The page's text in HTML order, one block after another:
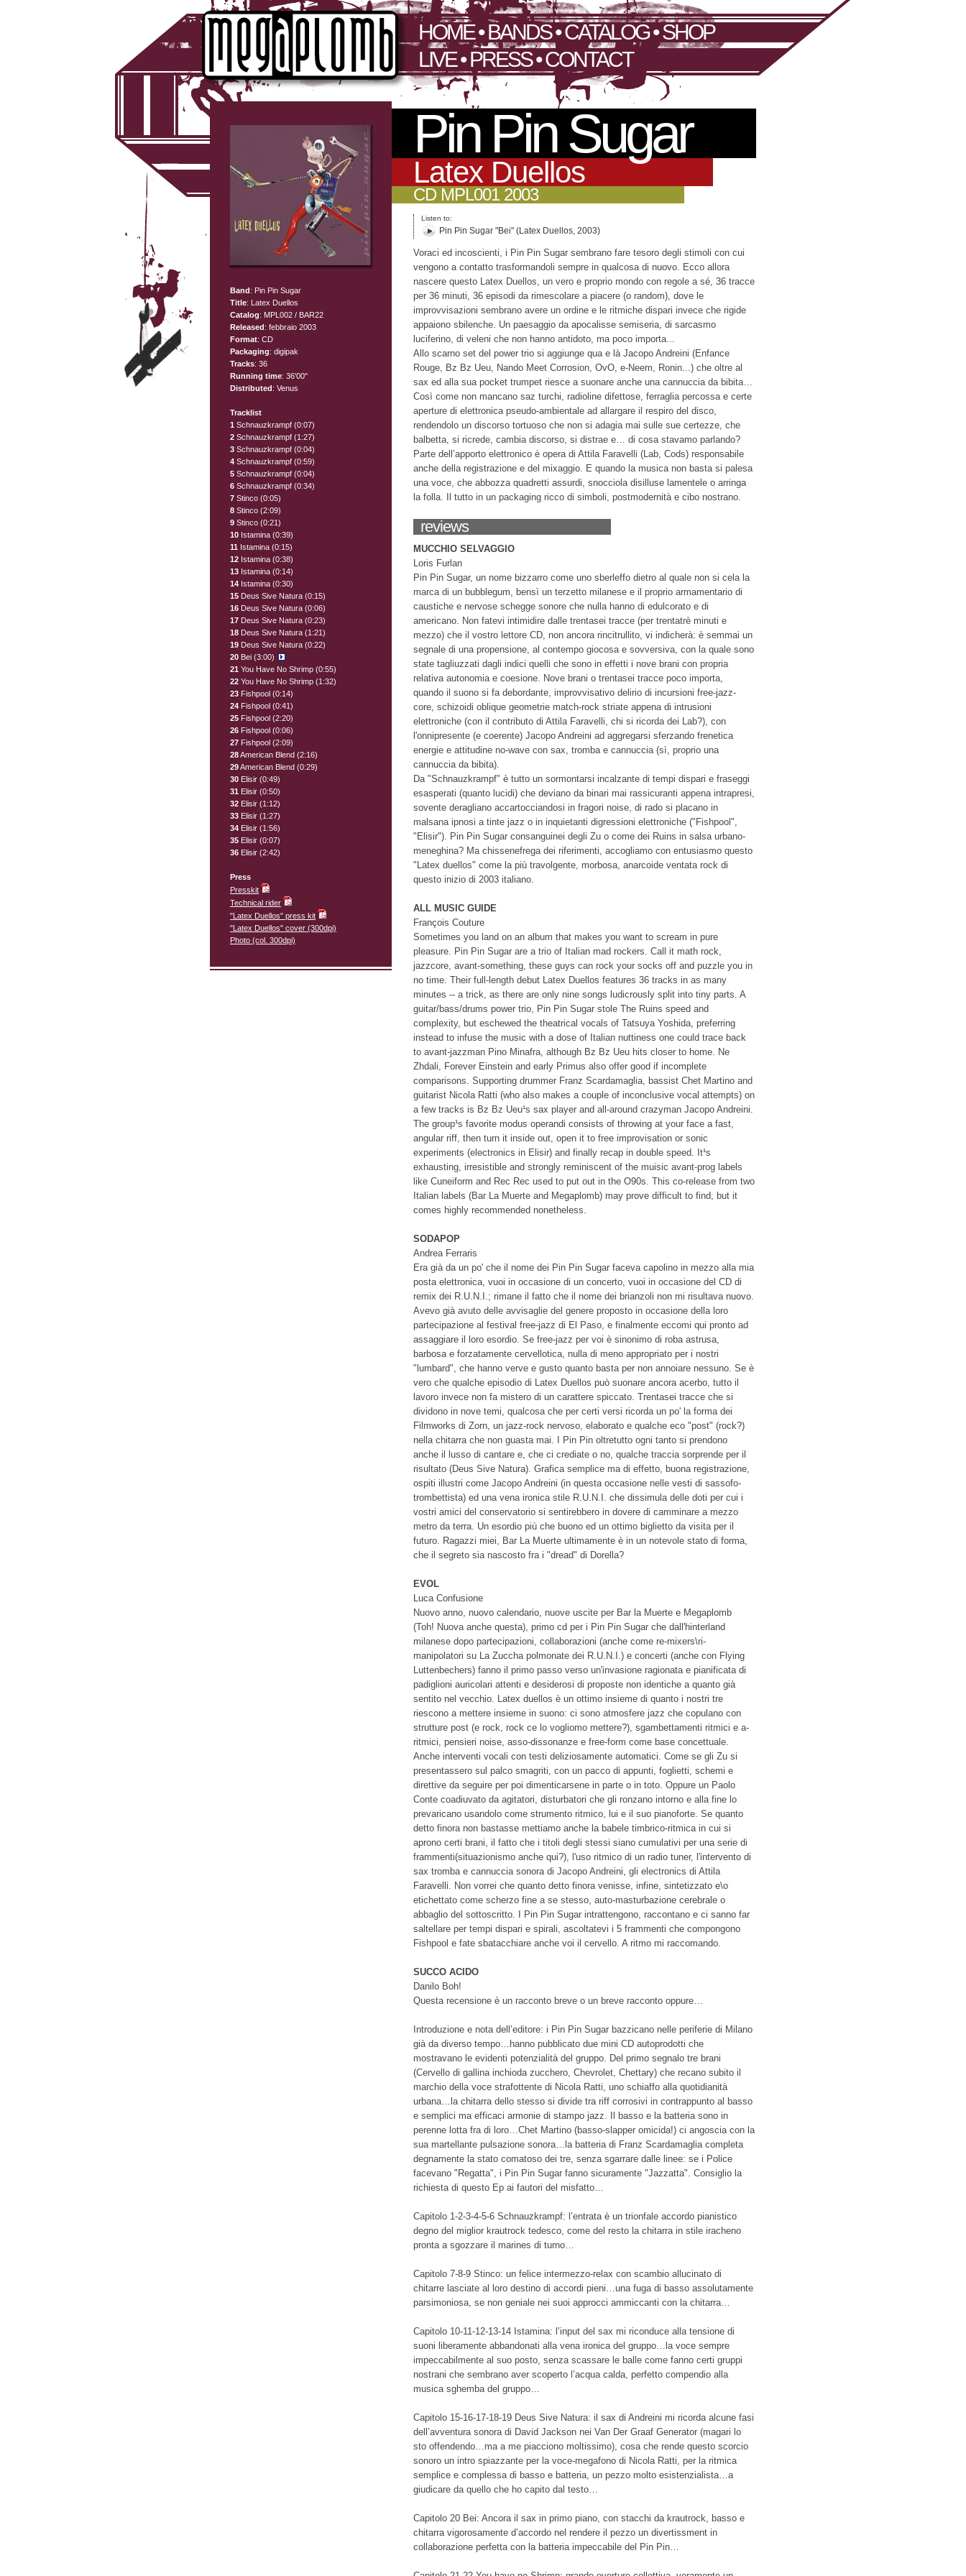
HOME•BANDS•CATALOG•SHOP
LIVE•PRESS•CONTACT
Band: Pin Pin Sugar
Title: Latex Duellos
Catalog: MPL002 / BAR22
Released: febbraio 2003
Format: CD
Packaging: digipak
Tracks: 36
Running time: 36'00"
Distributed: Venus
Tracklist
1 Schnauzkrampf (0:07)
2 Schnauzkrampf (1:27)
3 Schnauzkrampf (0:04)
4 Schnauzkrampf (0:59)
5 Schnauzkrampf (0:04)
6 Schnauzkrampf (0:34)
7 Stinco (0:05)
8 Stinco (2:09)
9 Stinco (0:21)
10 Istamina (0:39)
11 Istamina (0:15)
12 Istamina (0:38)
13 Istamina (0:14)
14 Istamina (0:30)
15 Deus Sive Natura (0:15)
16 Deus Sive Natura (0:06)
17 Deus Sive Natura (0:23)
18 Deus Sive Natura (1:21)
19 Deus Sive Natura (0:22)
20 Bei (3:00)
21 You Have No Shrimp (0:55)
22 You Have No Shrimp (1:32)
23 Fishpool (0:14)
24 Fishpool (0:41)
25 Fishpool (2:20)
26 Fishpool (0:06)
27 Fishpool (2:09)
28American Blend (2:16)
29American Blend (0:29)
30 Elisir (0:49)
31 Elisir (0:50)
32 Elisir (1:12)
33 Elisir (1:27)
34 Elisir (1:56)
35 Elisir (0:07)
36 Elisir (2:42)
Press
Presskit
Technical rider
"Latex Duellos" press kit
"Latex Duellos" cover (300dpi)
Photo (col. 300dpi)
Pin Pin Sugar
Latex Duellos
CD MPL001 2003
Listen to:
Pin Pin Sugar "Bei" (Latex Duellos, 2003)
Voraci ed incoscienti, i Pin Pin Sugar sembrano fare tesoro degli stimoli con cui
vengono a contatto trasformandoli sempre in qualcosa di nuovo. Ecco allora
nascere questo Latex Duellos, un vero e proprio mondo con regole a sé, 36 tracce
per 36 minuti, 36 episodi da rimescolare a piacere (o random), dove le
improvvisazioni sembrano avere un ordine e le ritmiche dispari invece che rigide
appaiono sbilenche. Un paesaggio da apocalisse semiseria, di sarcasmo
luciferino, di veleni che non hanno antidoto, ma poco importa...
Allo scarno set del power trio si aggiunge qua e là Jacopo Andreini (Enfance
Rouge, Bz Bz Ueu, Nando Meet Corrosion, OvO, e-Neem, Ronin...) che oltre al
sax ed alla sua pocket trumpet riesce a suonare anche una cannuccia da bibita…
Così come non mancano saz turchi, radioline difettose, ferraglia percossa e certe
aperture di elettronica pseudo-ambientale ad allargare il respiro del disco,
rendendolo un discorso tortuoso che non si adagia mai sulle sue certezze, che
balbetta, si ricrede, cambia discorso, si distrae e… di cosa stavamo parlando?
Parte dell’apporto elettronico è opera di Attila Faravelli (Lab, Cods) responsabile
anche della registrazione e del mixaggio. E quando la musica non basta si palesa
una voce, che abbozza quadretti assurdi, snocciola disilluse lamentele o arringa
la folla. Il tutto in un packaging ricco di simboli, postmodernità e cibo nostrano.
reviews
MUCCHIO SELVAGGIO
Loris Furlan
Pin Pin Sugar, un nome bizzarro come uno sberleffo dietro al quale non si cela la
marca di un bubblegum, bensì un terzetto milanese e il proprio armamentario di
caustiche e nervose schegge sonore che nulla hanno di edulcorato e di
americano. Non fatevi intimidire dalle trentasei tracce (per trentatrè minuti e
mezzo) che il vostro lettore CD, non ancora rincitrullito, vi indicherà: è semmai un
segnale di una propensione, al contempo giocosa e sovversiva, con la quale sono
state tagliuzzati dagli indici quelli che sono in effetti i nove brani con propria
relativa autonomia e coesione. Nove brani o trentasei tracce poco importa,
quando il suono si fa debordante, improvvisativo delirio di incursioni free-jazz-
core, schizoidi oblique geometrie match-rock striate appena di intrusioni
elettroniche (con il contributo di Attila Faravelli, chi si ricorda dei Lab?), con
l'onnipresente (e coerente) Jacopo Andreini ad aggregarsi sferzando frenetica
energie e attitudine no-wave con sax, tromba e cannuccia (sì, proprio una
cannuccia da bibita).
Da "Schnauzkrampf" è tutto un sormontarsi incalzante di tempi dispari e fraseggi
esasperati (quanto lucidi) che deviano da binari mai rassicuranti appena intrapresi,
sovente deragliano accartocciandosi in fragori noise, di rado si placano in
malsana ipnosi a tinte jazz o in inquietanti digressioni elettroniche ("Fishpool",
"Elisir"). Pin Pin Sugar consanguinei degli Zu o come dei Ruins in salsa urbano-
meneghina? Ma chissenefrega dei riferimenti, accogliamo con entusiasmo questo
"Latex duellos" come la più travolgente, morbosa, anarcoide ventata rock di
questo inizio di 2003 italiano.
ALL MUSIC GUIDE
François Couture
Sometimes you land on an album that makes you want to scream in pure
pleasure. Pin Pin Sugar are a trio of Italian mad rockers. Call it math rock,
jazzcore, avant-something, these guys can rock your socks off and puzzle you in
no time. Their full-length debut Latex Duellos features 36 tracks in as many
minutes -- a trick, as there are only nine songs ludicrously split into tiny parts. A
guitar/bass/drums power trio, Pin Pin Sugar stole The Ruins speed and
complexity, but eschewed the theatrical vocals of Tatsuya Yoshida, preferring
instead to infuse the music with a dose of Italian nuttiness one could trace back
to avant-jazzman Pino Minafra, although Bz Bz Ueu hits closer to home. Ne
Zhdali, Forever Einstein and early Primus also offer good if incomplete
comparisons. Supporting drummer Franz Scardamaglia, bassist Chet Martino and
guitarist Nicola Ratti (who also makes a couple of inconclusive vocal attempts) on
a few tracks is Bz Bz Ueu¹s sax player and all-around crazyman Jacopo Andreini.
The group¹s favorite modus operandi consists of throwing at your face a fast,
angular riff, then turn it inside out, open it to free improvisation or sonic
experiments (electronics in Elisir) and finally recap in double speed. It¹s
exhausting, irresistible and strongly reminiscent of the muisic avant-prog labels
like Cuneiform and Rec Rec used to put out in the O90s. This co-release from two
Italian labels (Bar La Muerte and Megaplomb) may prove difficult to find, but it
comes highly recommended nonetheless.
SODAPOP
Andrea Ferraris
Era già da un po' che il nome dei Pin Pin Sugar faceva capolino in mezzo alla mia
posta elettronica, vuoi in occasione di un concerto, vuoi in occasione del CD di
remix dei R.U.N.I.; rimane il fatto che il nome dei brianzoli non mi risultava nuovo.
Avevo già avuto delle avvisaglie del genere proposto in occasione della loro
partecipazione al festival free-jazz di El Paso, e finalmente eccomi qui pronto ad
assaggiare il loro esordio. Se free-jazz per voi è sinonimo di roba astrusa,
barbosa e forzatamente cervellotica, nulla di meno appropriato per i nostri
"lumbard", che hanno verve e gusto quanto basta per non annoiare nessuno. Se è
vero che qualche episodio di Latex Duellos può suonare ancora acerbo, tutto il
lavoro invece non fa mistero di un carattere spiccato. Trentasei tracce che si
dividono in nove temi, qualcosa che per certi versi ricorda un po' la forma dei
Filmworks di Zorn, un jazz-rock nervoso, elaborato e qualche eco "post" (rock?)
nella chitarra che non guasta mai. I Pin Pin oltretutto ogni tanto si prendono
anche il lusso di cantare e, che ci crediate o no, qualche traccia sorprende per il
risultato (Deus Sive Natura). Grafica semplice ma di effetto, buona registrazione,
ospiti illustri come Jacopo Andreini (in questa occasione nelle vesti di sassofo-
trombettista) ed una vena ironica stile R.U.N.I. che dissimula delle doti per cui i
vostri amici del conservatorio si sentirebbero in dovere di camminare a mezzo
metro da terra. Un esordio più che buono ed un ottimo biglietto da visita per il
futuro. Ragazzi miei, Bar La Muerte ultimamente è in un notevole stato di forma,
che il segreto sia nascosto fra i "dread" di Dorella?
EVOL
Luca Confusione
Nuovo anno, nuovo calendario, nuove uscite per Bar la Muerte e Megaplomb
(Toh! Nuova anche questa), primo cd per i Pin Pin Sugar che dall'hinterland
milanese dopo partecipazioni, collaborazioni (anche come re-mixers\ri-
manipolatori su La Zuccha polmonate dei R.U.N.I.) e concerti (anche con Flying
Luttenbechers) fanno il primo passo verso un'invasione ragionata e pianificata di
padiglioni auricolari attenti e desiderosi di proposte non identiche a quanto già
sentito nel vecchio. Latex duellos è un ottimo insieme di quanto i nostri tre
riescono a mettere insieme in suono: ci sono atmosfere jazz che copulano con
strutture post (e rock, rock ce lo vogliomo mettere?), sgambettamenti ritmici e a-
ritmici, pensieri noise, asso-dissonanze e free-form come base concettuale.
Anche interventi vocali con testi deliziosamente automatici. Come se gli Zu si
presentassero sul palco smagriti, con un pacco di appunti, foglietti, schemi e
direttive da seguire per poi dimenticarsene in parte o in toto. Oppure un Paolo
Conte coadiuvato da agitatori, disturbatori che gli ronzano intorno e alla fine lo
prevaricano usandolo come strumento ritmico, lui e il suo pianoforte. Se quanto
detto finora non bastasse mettiamo anche la babele timbrico-ritmica in cui si
aprono certi brani, il fatto che i titoli degli stessi siano cumulativi per una serie di
frammenti(situazionismo anche qui?), l'uso ritmico di un radio tuner, l'intervento di
sax tromba e cannuccia sonora di Jacopo Andreini, gli electronics di Attila
Faravelli. Non vorrei che quanto detto finora venisse, infine, sintetizzato e\o
etichettato come scherzo fine a se stesso, auto-masturbazione cerebrale o
abbaglio del sottoscritto. I Pin Pin Sugar intrattengono, raccontano e ci sanno far
saltellare per tempi dispari e spirali, ascoltatevi i 5 frammenti che compongono
Fishpool e fate sbatacchiare anche voi il cervello. A ritmo mi raccomando.
SUCCO ACIDO
Danilo Boh!
Questa recensione è un racconto breve o un breve racconto oppure…
Introduzione e nota dell’editore: i Pin Pin Sugar bazzicano nelle periferie di Milano
già da diverso tempo…hanno pubblicato due mini CD autoprodotti che
mostravano le evidenti potenzialità del gruppo. Del primo segnalo tre brani
(Cervello di gallina inchioda zucchero, Chevrolet, Chettary) che recano subito il
marchio della voce strafottente di Nicola Ratti, uno schiaffo alla quotidianità
urbana…la chitarra dello stesso si divide tra riff corrosivi in contrappunto al basso
e semplici ma efficaci armonie di stampo jazz. Il basso e la batteria sono in
perenne lotta fra di loro…Chet Martino (basso-slapper omicida!) ci angoscia con la
sua martellante pulsazione sonora…la batteria di Franz Scardamaglia completa
degnamente la stato comatoso dei tre, senza sgarrare dalle linee: se i Police
facevano "Regatta", i Pin Pin Sugar fanno sicuramente "Jazzatta". Consiglio la
richiesta di questo Ep ai fautori del misfatto…
Capitolo 1-2-3-4-5-6 Schnauzkrampf: l’entrata è un trionfale accordo pianistico
degno del miglior krautrock tedesco, come del resto la chitarra in stile iracheno
pronta a sgozzare il marines di turno…
Capitolo 7-8-9 Stinco: un felice intermezzo-relax con scambio allucinato di
chitarre lasciate al loro destino di accordi pieni…una fuga di basso assolutamente
parsimoniosa, se non geniale nei suoi approcci ammiccanti con la chitarra…
Capitolo 10-11-12-13-14 Istamina: l’input del sax mi riconduce alla tensione di
suoni liberamente abbandonati alla vena ironica del gruppo…la voce sempre
impeccabilmente al suo posto, senza scassare le balle come fanno certi gruppi
nostrani che sembrano aver scoperto l’acqua calda, perfetto compendio alla
musica sghemba del gruppo…
Capitolo 15-16-17-18-19 Deus Sive Natura: il sax di Andreini mi ricorda alcune fasi
dell’avventura sonora di David Jackson nei Van Der Graaf Generator (magari lo
sto offendendo…ma a me piacciono moltissimo), cosa che rende questo scorcio
sonoro un intro spiazzante per la voce-megafono di Nicola Ratti, per la ritmica
semplice e complessa di basso e batteria, un pezzo molto esistenzialista…a
giudicare da quello che ho capito dal testo…
Capitolo 20 Bei: Ancora il sax in primo piano, con stacchi da krautrock, basso e
chitarra vigorosamente d’accordo nel rendere il pezzo un divertissment in
collaborazione perfetta con la batteria impeccabile del Pin Pin…